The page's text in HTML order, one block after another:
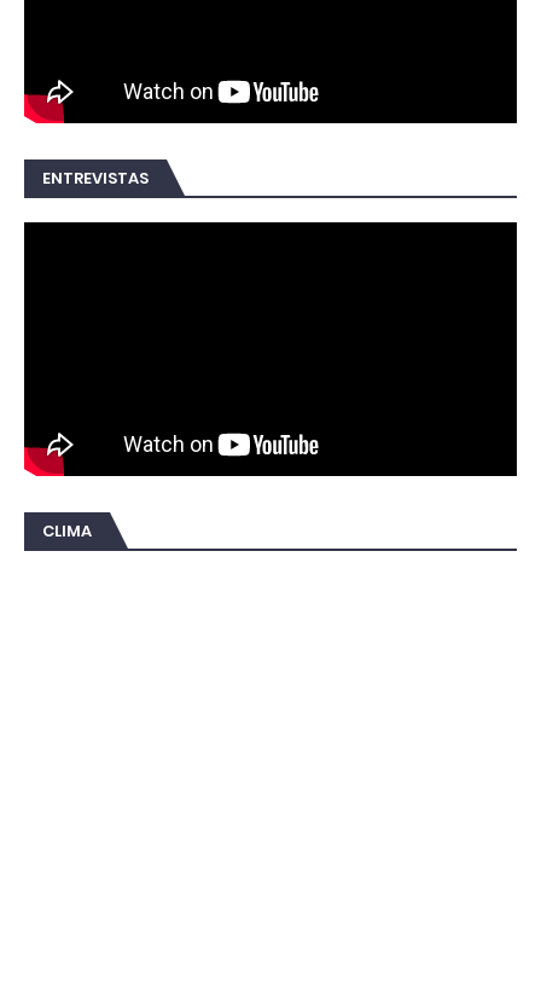
ENTREVISTAS
CLIMA